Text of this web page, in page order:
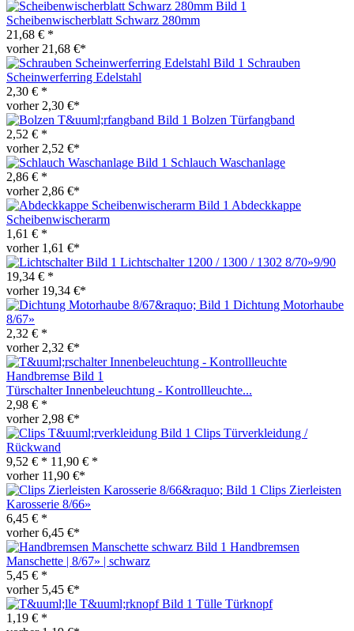
Scheibenwischerblatt Schwarz 280mm
21,68 € *
vorher 21,68 €*
Schrauben
Scheinwerferring Edelstahl
2,30 € *
vorher 2,30 €*
Bolzen Türfangband
2,52 € *
vorher 2,52 €*
Schlauch Waschanlage
2,86 € *
vorher 2,86 €*
Abdeckkappe
Scheibenwischerarm
1,61 € *
vorher 1,61 €*
Lichtschalter 1200 / 1300 / 1302 8/70»9/90
19,34 € *
vorher 19,34 €*
Dichtung Motorhaube
8/67»
2,32 € *
vorher 2,32 €*
Türschalter Innenbeleuchtung - Kontrollleuchte...
2,98 € *
vorher 2,98 €*
Clips Türverkleidung /
Rückwand
9,52 € * 11,90 € *
vorher 11,90 €*
Clips Zierleisten
Karosserie 8/66»
6,45 € *
vorher 6,45 €*
Handbremsen
Manschette | 8/67» | schwarz
5,45 € *
vorher 5,45 €*
Tülle Türknopf
1,19 € *